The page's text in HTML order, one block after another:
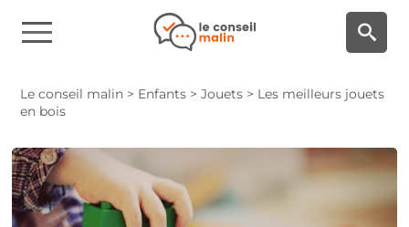
Le conseil malin > Enfants >Jouets > Les meilleurs jouets
en bois